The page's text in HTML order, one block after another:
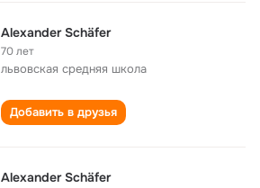
Alexander Schäfer
70 лет
львовская средняя школа
Добавить в друзья
Alexander Schäfer